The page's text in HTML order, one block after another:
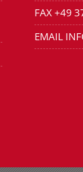
FAX +49
EMAIL